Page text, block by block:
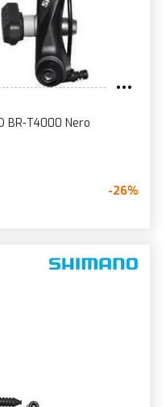
BR-T4000 Nero
-26%